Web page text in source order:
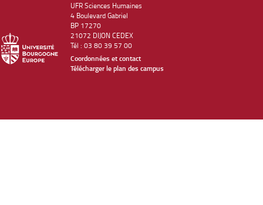
UFR Sciences Humaines
4 Boulevard Gabriel
BP 17270
21072 DIJON CEDEX
Tél : 03 80 39 57 00
Coordonnées et contact
Télécharger le plan des campus